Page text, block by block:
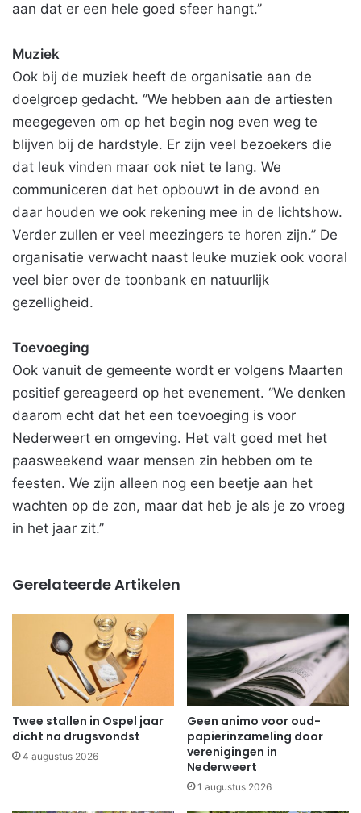
aan dat er een hele goed sfeer hangt.’’
Muziek
Ook bij de muziek heeft de organisatie aan de
doelgroep gedacht. ‘’We hebben aan de artiesten
meegegeven om op het begin nog even weg te
blijven bij de hardstyle. Er zijn veel bezoekers die
dat leuk vinden maar ook niet te lang. We
communiceren dat het opbouwt in de avond en
daar houden we ook rekening mee in de lichtshow.
Verder zullen er veel meezingers te horen zijn.’’ De
organisatie verwacht naast leuke muziek ook vooral
veel bier over de toonbank en natuurlijk
gezelligheid.
Toevoeging
Ook vanuit de gemeente wordt er volgens Maarten
positief gereageerd op het evenement. ‘’We denken
daarom echt dat het een toevoeging is voor
Nederweert en omgeving. Het valt goed met het
paasweekend waar mensen zin hebben om te
feesten. We zijn alleen nog een beetje aan het
wachten op de zon, maar dat heb je als je zo vroeg
in het jaar zit.’’
Gerelateerde Artikelen
Twee stallen in Ospel jaar
dicht na drugsvondst
4 augustus 2026
Geen animo voor oud-
papierinzameling door
verenigingen in
Nederweert
1 augustus 2026